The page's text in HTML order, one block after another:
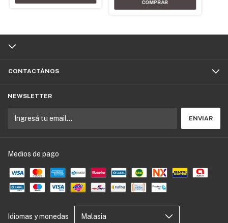
CONTACTÁNOS
NEWSLETTER
Medios de pago
Idiomas y monedas